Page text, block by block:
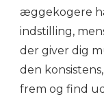
æggekogere
indstilling,
der giver dig
den
frem og find